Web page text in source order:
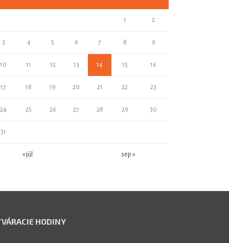
1 2
3 4 5 6 7 8 9
10 11 12 13 14 15 16
17 18 19 20 21 22 23
24 25 26 27 28 29 30
31
« júl sep »
HODINY